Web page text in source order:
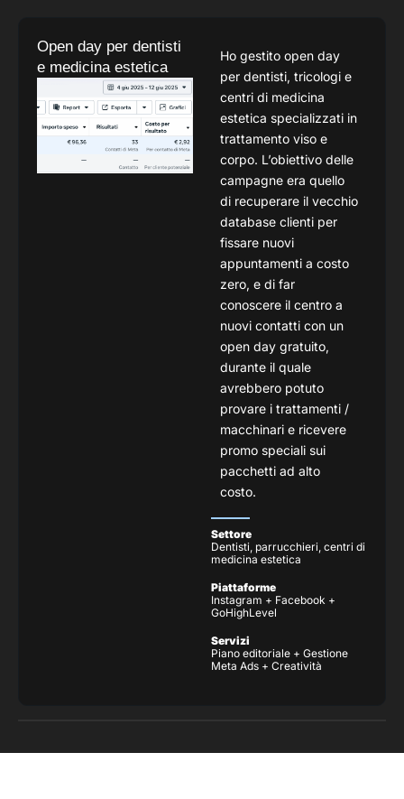
Open day per dentisti
e medicina estetica
Ho gestito open day
per dentisti, tricologi e
centri di medicina
estetica specializzati in
trattamento viso e
corpo. L’obiettivo delle
campagne era quello
di recuperare il vecchio
database clienti per
fissare nuovi
appuntamenti a costo
zero, e di far
conoscere il centro a
nuovi contatti con un
open day gratuito,
durante il quale
avrebbero potuto
provare i trattamenti /
macchinari e ricevere
promo speciali sui
pacchetti ad alto
costo.
Settore
Dentisti, parrucchieri, centri di
medicina estetica
Piattaforme
Instagram + Facebook +
GoHighLevel
Servizi
Piano editoriale + Gestione
Meta Ads + Creatività